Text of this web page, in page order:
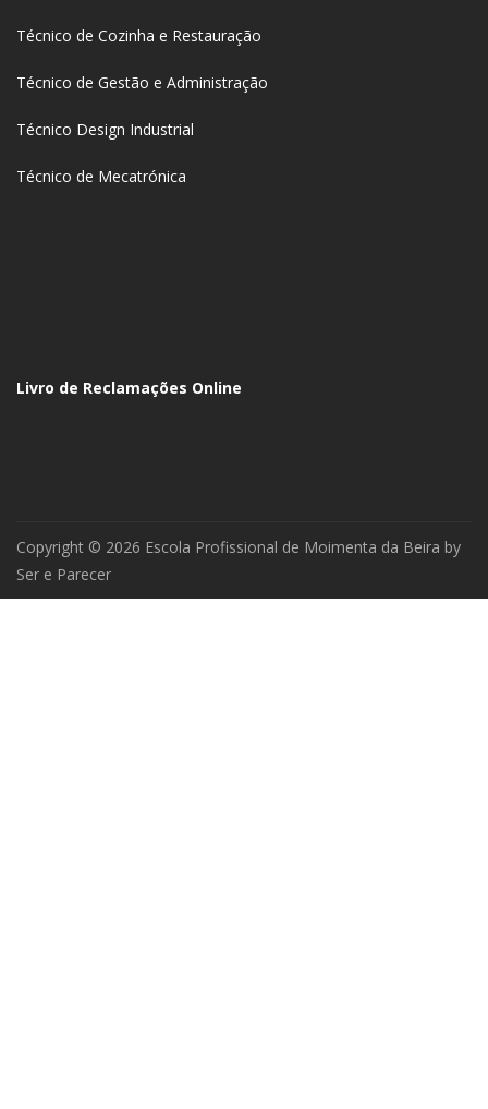
Técnico de Cozinha e Restauração
Técnico de Gestão e Administração
Técnico Design Industrial
Técnico de Mecatrónica
Livro de Reclamações Online
Copyright © 2026 Escola Profissional de Moimenta da Beira by
Ser e Parecer